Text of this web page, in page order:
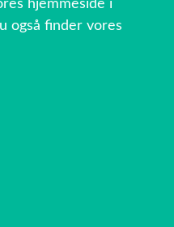
hjemmeside i
også finder vores